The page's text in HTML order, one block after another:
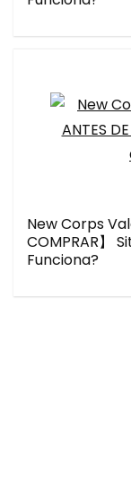
New Corps
COMPRAR】
Funciona?